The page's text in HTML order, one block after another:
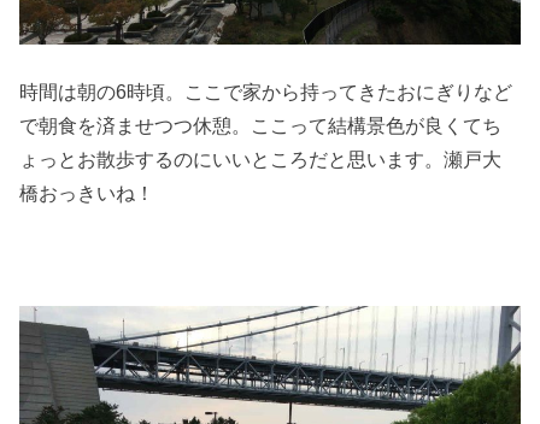
時間は朝の6時頃。ここで家から持ってきたおにぎりなど
で朝食を済ませつつ休憩。ここって結構景色が良くてち
ょっとお散歩するのにいいところだと思います。瀬戸大
橋おっきいね！